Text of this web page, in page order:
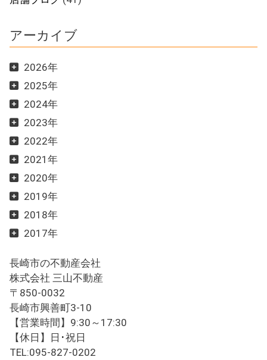
アーカイブ
2026年
2025年
2024年
2023年
2022年
2021年
2020年
2019年
2018年
2017年
長崎市の不動産会社
株式会社 三山不動産
〒850-0032
長崎市興善町3-10
【営業時間】9:30～17:30
【休日】日･祝日
TEL:095-827-0202